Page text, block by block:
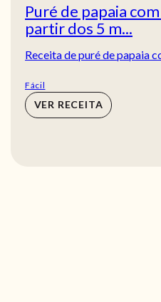
Puré de papaia
partir dos 5 m...
Receita de puré de papaia
Fácil
VER RECEITA